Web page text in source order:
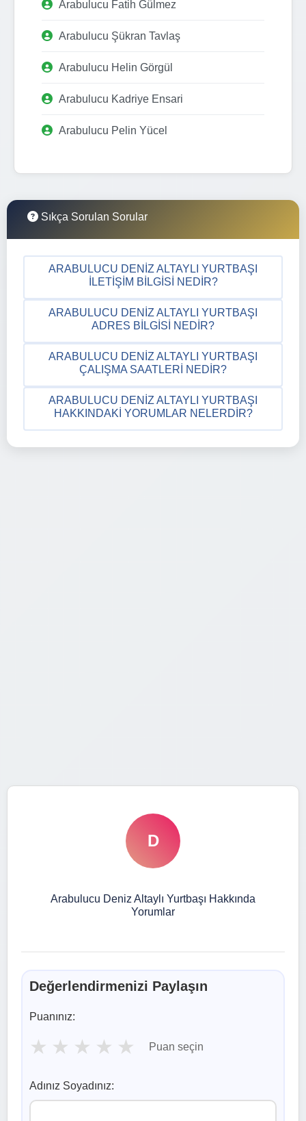
Arabulucu Fatih Gülmez
Arabulucu Şükran Tavlaş
Arabulucu Helin Görgül
Arabulucu Kadriye Ensari
Arabulucu Pelin Yücel
Sıkça Sorulan Sorular
ARABULUCU DENIZ ALTAYLI YURTBAŞI
İLETIŞIM BILGISI NEDIR?
ARABULUCU DENIZ ALTAYLI YURTBAŞI
ADRES BILGISI NEDIR?
ARABULUCU DENIZ ALTAYLI YURTBAŞI
ÇALIŞMA SAATLERI NEDIR?
ARABULUCU DENIZ ALTAYLI YURTBAŞI
HAKKINDAKI YORUMLAR NELERDIR?
D
Arabulucu Deniz Altaylı Yurtbaşı Hakkında
Yorumlar
Değerlendirmenizi Paylaşın
Puanınız:
★ ★ ★ ★ ★ Puan seçin
Adınız Soyadınız: